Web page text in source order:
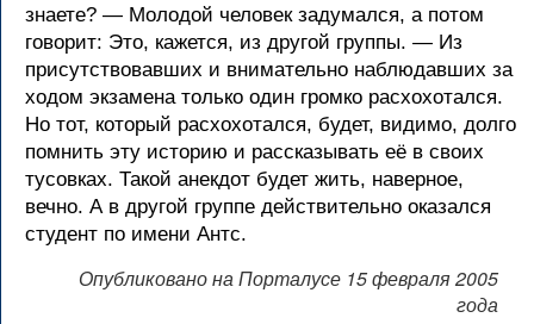
знаете? — Молодой человек задумался, а потом
говорит: Это, кажется, из другой группы. — Из
присутствовавших и внимательно наблюдавших за
ходом экзамена только один громко расхохотался.
Но тот, который расхохотался, будет, видимо, долго
помнить эту историю и рассказывать её в своих
тусовках. Такой анекдот будет жить, наверное,
вечно. А в другой группе действительно оказался
студент по имени Антс.
Опубликовано на Порталусе 15 февраля 2005
года